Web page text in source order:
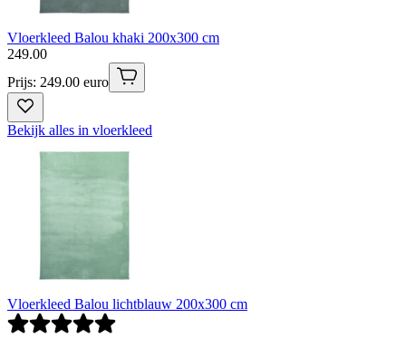
Vloerkleed Balou khaki 200x300 cm
249.00
Prijs: 249.00 euro
Bekijk alles in vloerkleed
Vloerkleed Balou lichtblauw 200x300 cm